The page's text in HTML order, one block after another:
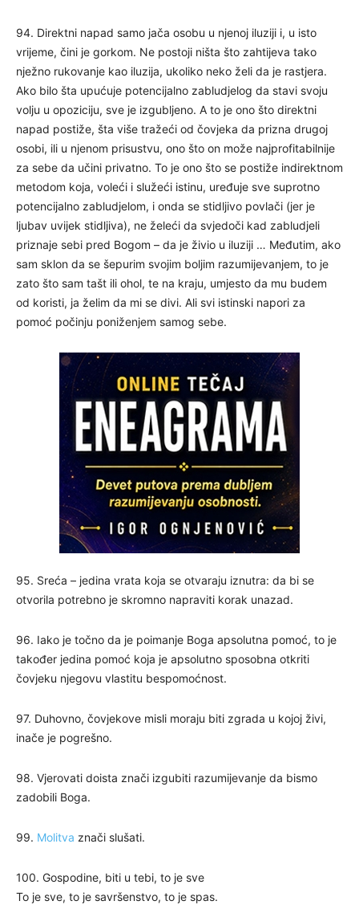
94. Direktni napad samo jača osobu u njenoj iluziji i, u isto
vrijeme, čini je gorkom. Ne postoji ništa što zahtijeva tako
nježno rukovanje kao iluzija, ukoliko neko želi da je rastjera.
Ako bilo šta upućuje potencijalno zabludjelog da stavi svoju
volju u opoziciju, sve je izgubljeno. A to je ono što direktni
napad postiže, šta više tražeći od čovjeka da prizna drugoj
osobi, ili u njenom prisustvu, ono što on može najprofitabilnije
za sebe da učini privatno. To je ono što se postiže indirektnom
metodom koja, voleći i služeći istinu, uređuje sve suprotno
potencijalno zabludjelom, i onda se stidljivo povlači (jer je
ljubav uvijek stidljiva), ne želeći da svjedoči kad zabludjeli
priznaje sebi pred Bogom – da je živio u iluziji … Međutim, ako
sam sklon da se šepurim svojim boljim razumijevanjem, to je
zato što sam tašt ili ohol, te na kraju, umjesto da mu budem
od koristi, ja želim da mi se divi. Ali svi istinski napori za
pomoć počinju poniženjem samog sebe.
95. Sreća – jedina vrata koja se otvaraju iznutra: da bi se
otvorila potrebno je skromno napraviti korak unazad.
96. Iako je točno da je poimanje Boga apsolutna pomoć, to je
također jedina pomoć koja je apsolutno sposobna otkriti
čovjeku njegovu vlastitu bespomoćnost.
97. Duhovno, čovjekove misli moraju biti zgrada u kojoj živi, ​​
inače je pogrešno.
98. Vjerovati doista znači izgubiti razumijevanje da bismo
zadobili Boga.
99. Molitva znači slušati.
100. Gospodine, biti u tebi, to je sve
To je sve, to je savršenstvo, to je spas.